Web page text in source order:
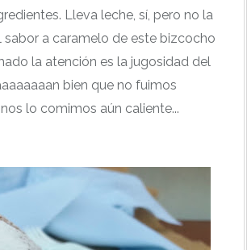
Lleva leche, sí, pero no la
a caramelo de este bizcocho
la atención es la jugosidad del
bien que no fuimos
lo comimos aún caliente...